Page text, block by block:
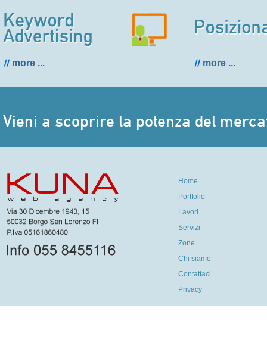
more ... more ...
Vieni a scoprire la potenza del
Home
Portfolio
Lavori
Servizi
Zone
Chi siamo
Contattaci
Privacy